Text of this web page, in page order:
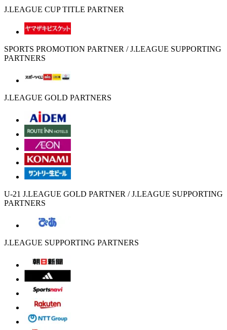
J.LEAGUE CUP TITLE PARTNER
SPORTS PROMOTION PARTNER / J.LEAGUE SUPPORTING
PARTNERS
J.LEAGUE GOLD PARTNERS
U-21 J.LEAGUE GOLD PARTNER / J.LEAGUE SUPPORTING
PARTNERS
J.LEAGUE SUPPORTING PARTNERS